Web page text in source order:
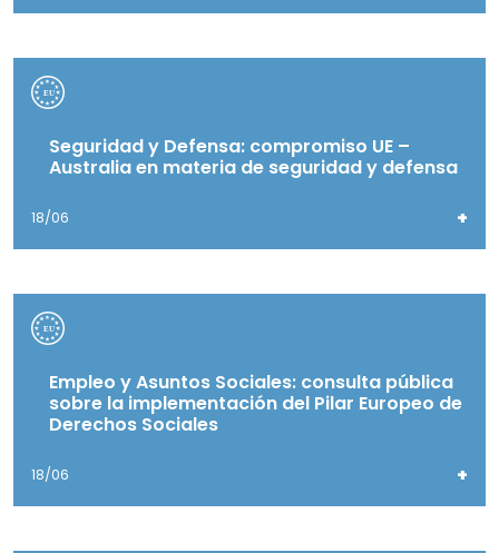
Seguridad y Defensa: compromiso UE –
Australia en materia de seguridad y defensa
18/06 +
Empleo y Asuntos Sociales: consulta pública
sobre la implementación del Pilar Europeo de
Derechos Sociales
18/06 +